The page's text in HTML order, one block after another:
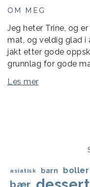
OM MEG
Jeg heter Trine, og
mat, og veldig glad i
jakt etter gode
grunnlag for gode
Les mer
asiatisk barn boller
bær